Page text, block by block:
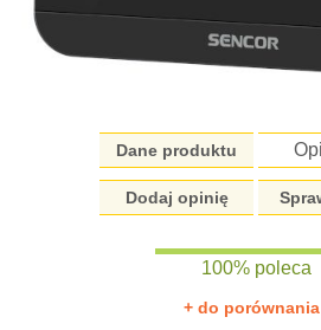
Dane produktu
Dodaj opinię
100% poleca
+ do porównania